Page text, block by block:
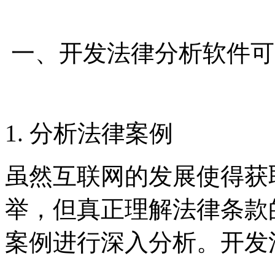
一、开发法律分析软件
1. 分析法律案例
虽然互联网的发展使得
举，但真正理解法律条
案例进行深入分析。开